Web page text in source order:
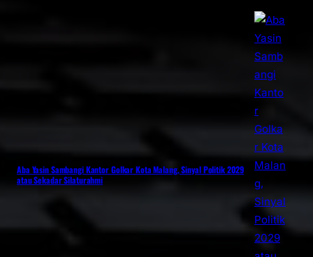
Aba Yasin Sambangi Kantor Golkar Kota Malang, Sinyal Politik 2029
atau Sekadar Silaturahmi